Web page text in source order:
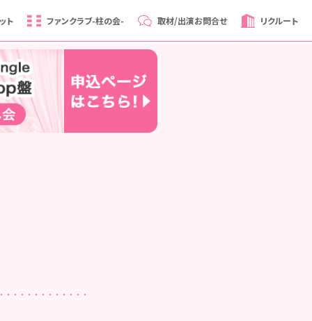
ト ファンクラブ-柱の会- 取材/出演お問合せ リクルート